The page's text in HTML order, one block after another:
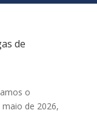
de
o
de 2026,